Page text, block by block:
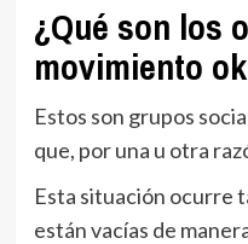
¿Qué son los
movimiento
Estos son grupos
que, por una u otra
Esta situación ocurre
están vacías de